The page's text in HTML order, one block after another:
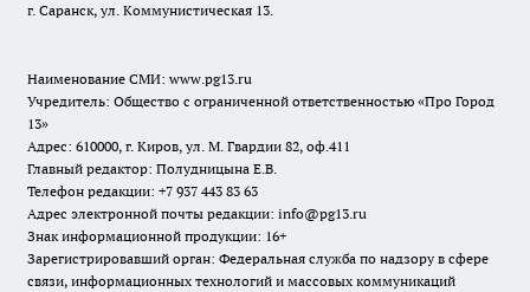
г. Саранск, ул. Коммунистическая 13.
Наименование СМИ: www.pg13.ru
Учредитель: Общество с ограниченной ответственностью «Про Город
13»
Адрес: 610000, г. Киров, ул. М. Гвардии 82, оф.411
Главный редактор: Полудницына Е.В.
Телефон редакции: +7 937 443 83 63
Адрес электронной почты редакции: info@pg13.ru
Знак информационной продукции: 16+
Зарегистрировавший орган: Федеральная служба по надзору в сфере
связи, информационных технологий и массовых коммуникаций